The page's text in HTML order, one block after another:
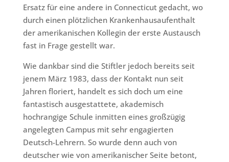
Ersatz für eine andere in Connecticut gedacht, wo
durch einen plötzlichen Krankenhausaufenthalt
der amerikanischen Kollegin der erste Austausch
fast in Frage gestellt war.
Wie dankbar sind die Stiftler jedoch bereits seit
jenem März 1983, dass der Kontakt nun seit
Jahren floriert, handelt es sich doch um eine
fantastisch ausgestattete, akademisch
hochrangige Schule inmitten eines großzügig
angelegten Campus mit sehr engagierten
Deutsch-Lehrern. So wurde denn auch von
deutscher wie von amerikanischer Seite betont,